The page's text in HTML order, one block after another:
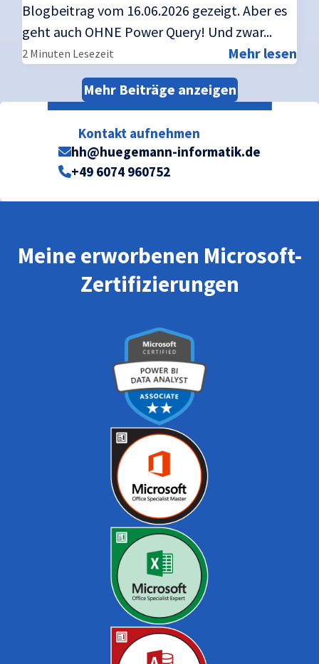
Blogbeitrag vom 16.06.2026 gezeigt. Aber es
geht auch OHNE Power Query! Und zwar...
2 Minuten Lesezeit Mehr lesen
Mehr Beiträge anzeigen
Kontakt aufnehmen
hh@huegemann-informatik.de
+49 6074 960752
Meine erworbenen Microsoft-
Zertifizierungen